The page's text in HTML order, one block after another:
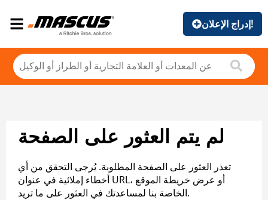
إدراج الإعلان!
لم يتم العثور على الصفحة
تعذر العثور على الصفحة المطلوبة. يُرجى التحقق من أي
أخطاء إملائية في عنوان URL، أو عرض خريطة الموقع
الخاصة بنا لمساعدتك في العثور على ما تريد.